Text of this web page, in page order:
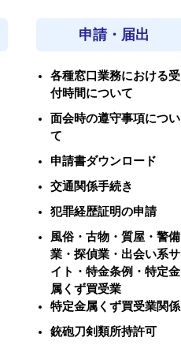
申請・届出
各種窓口業務における受
付時間について
面会時の遵守事項につい
て
申請書ダウンロード
交通関係手続き
犯罪経歴証明の申請
風俗・古物・質屋・警備
業・探偵業・出会い系サ
イト・特金条例・特定金
属くず買受業
特定金属くず買受業関係
銃砲刀剣類所持許可